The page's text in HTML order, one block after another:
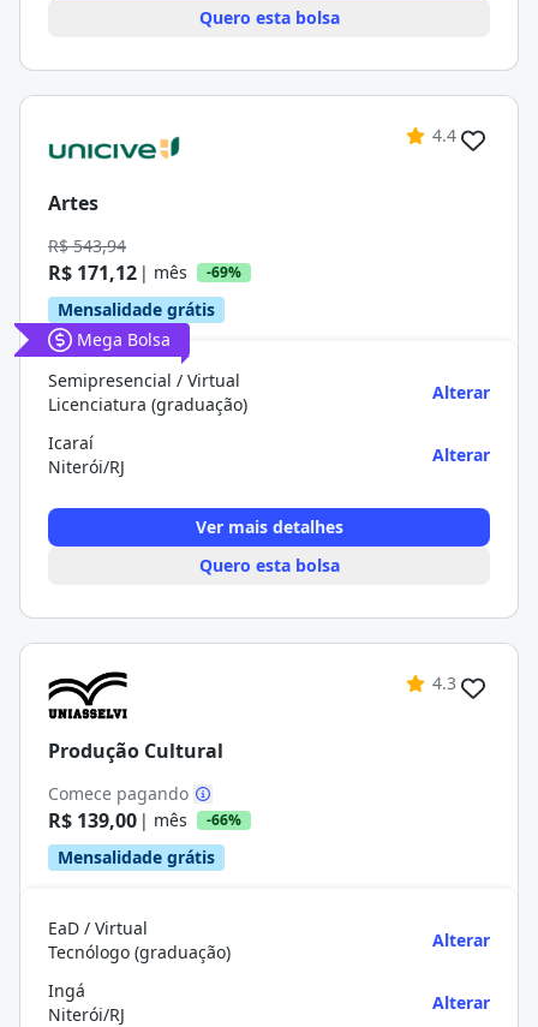
Quero esta bolsa
4.4
Artes
R$ 543,94
R$ 171,12 | mês -69%
Mensalidade grátis
Mega Bolsa
Semipresencial / Virtual
Licenciatura (graduação)
Alterar
Icaraí
Niterói/RJ
Alterar
Ver mais detalhes
Quero esta bolsa
4.3
Produção Cultural
Comece pagando
R$ 139,00 | mês -66%
Mensalidade grátis
EaD / Virtual
Tecnólogo (graduação)
Alterar
Ingá
Niterói/RJ
Alterar